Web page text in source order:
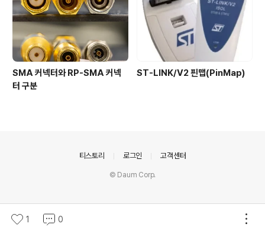
SMA 커넥터와 RP-SMA 커넥
터 구분
ST-LINK/V2 핀맵(PinMap)
1 0
티스토리 로그인 고객센터
© Daum Corp.